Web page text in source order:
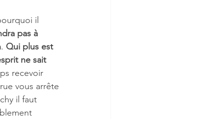
il
pas à
. Qui plus est
ne sait
recevoir
vous arrête
il faut